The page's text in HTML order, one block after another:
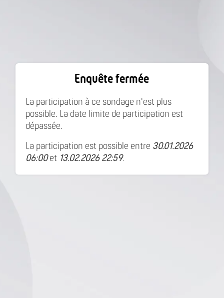
Enquête fermée
La participation à ce sondage n'est plus
possible. La date limite de participation est
dépassée.
La participation est possible entre 30.01.2026
06:00et 13.02.2026 22:59.